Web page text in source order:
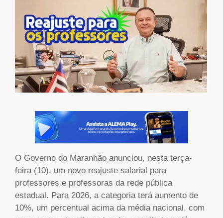
O Governo do Maranhão anunciou, nesta terça-
feira (10), um novo reajuste salarial para
professores e professoras da rede pública
estadual. Para 2026, a categoria terá aumento de
10%, um percentual acima da média nacional, com